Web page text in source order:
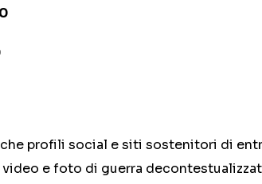
profili social e siti sostenitori di
e foto di guerra